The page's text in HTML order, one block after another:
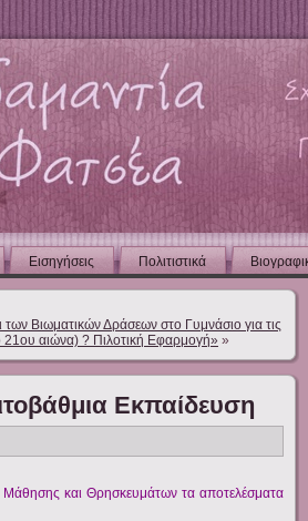
Εισηγήσεις Πολιτιστικά
Βιωματικών Δράσεων στο Γυμνάσιο για τις
αιώνα) ? Πιλοτική Εφαρμογή» »
Εκπαίδευση
και Θρησκευμάτων τα αποτελέσματα